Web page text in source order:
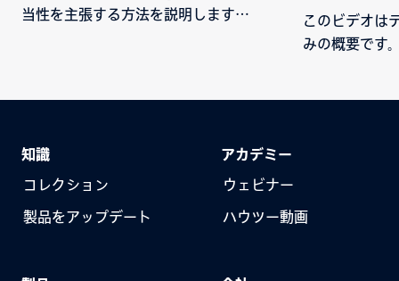
当性を主張する方法を説明します。
このビデオは
みの概要です
知識
コレクション
製品をアップデート
アカデミー
ウェビナー
ハウツー動画